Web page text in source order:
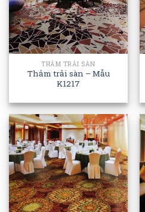
THẢM TRẢI SÀN
Thảm trải sàn – Mẫu
K1217